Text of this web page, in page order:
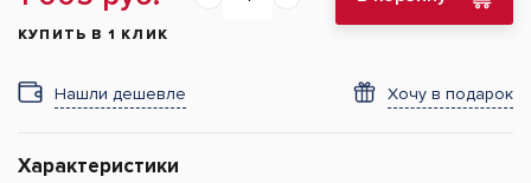
КУПИТЬ В 1 КЛИК
Нашли дешевле Хочу в подарок
Характеристики